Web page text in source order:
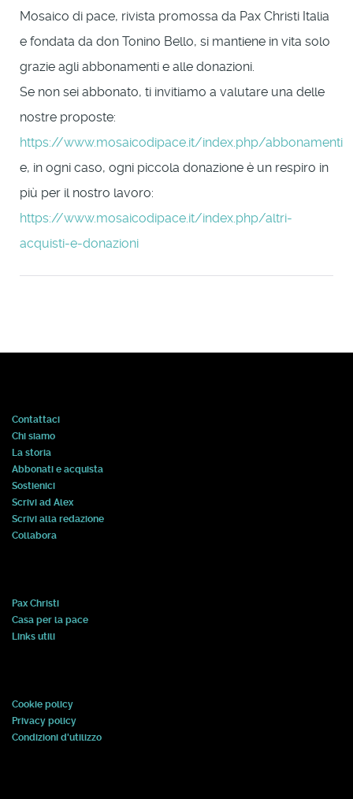
Mosaico di pace, rivista promossa da Pax Christi Italia
e fondata da don Tonino Bello, si mantiene in vita solo
grazie agli abbonamenti e alle donazioni.
Se non sei abbonato, ti invitiamo a valutare una delle
nostre proposte:
https://www.mosaicodipace.it/index.php/abbonamenti
e, in ogni caso, ogni piccola donazione è un respiro in
più per il nostro lavoro:
https://www.mosaicodipace.it/index.php/altri-
acquisti-e-donazioni
Contattaci
Chi siamo
La storia
Abbonati e acquista
Sostienici
Scrivi ad Alex
Scrivi alla redazione
Collabora
Pax Christi
Casa per la pace
Links utili
Cookie policy
Privacy policy
Condizioni d'utilizzo